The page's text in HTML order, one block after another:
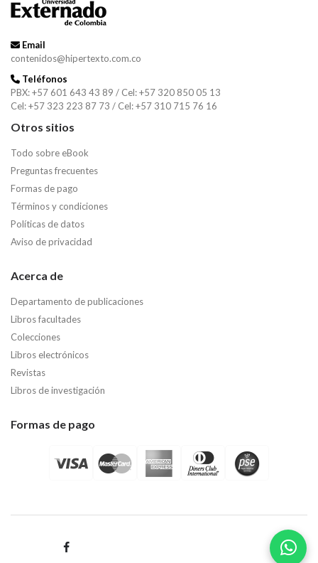
Email
contenidos@hipertexto.com.co
Teléfonos
PBX: +57 601 643 43 89 / Cel: +57 320 850 05 13
Cel: +57 323 223 87 73 / Cel: +57 310 715 76 16
Otros sitios
Todo sobre eBook
Preguntas frecuentes
Formas de pago
Términos y condiciones
Políticas de datos
Aviso de privacidad
Acerca de
Departamento de publicaciones
Libros facultades
Colecciones
Libros electrónicos
Revistas
Libros de investigación
Formas de pago